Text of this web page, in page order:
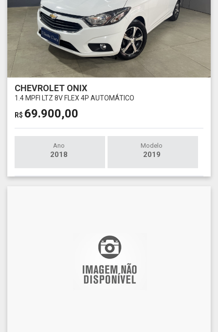
CHEVROLET ONIX
1.4 MPFI LTZ 8V FLEX 4P AUTOMÁTICO
R$ 69.900,00
Ano
2018
Modelo
2019